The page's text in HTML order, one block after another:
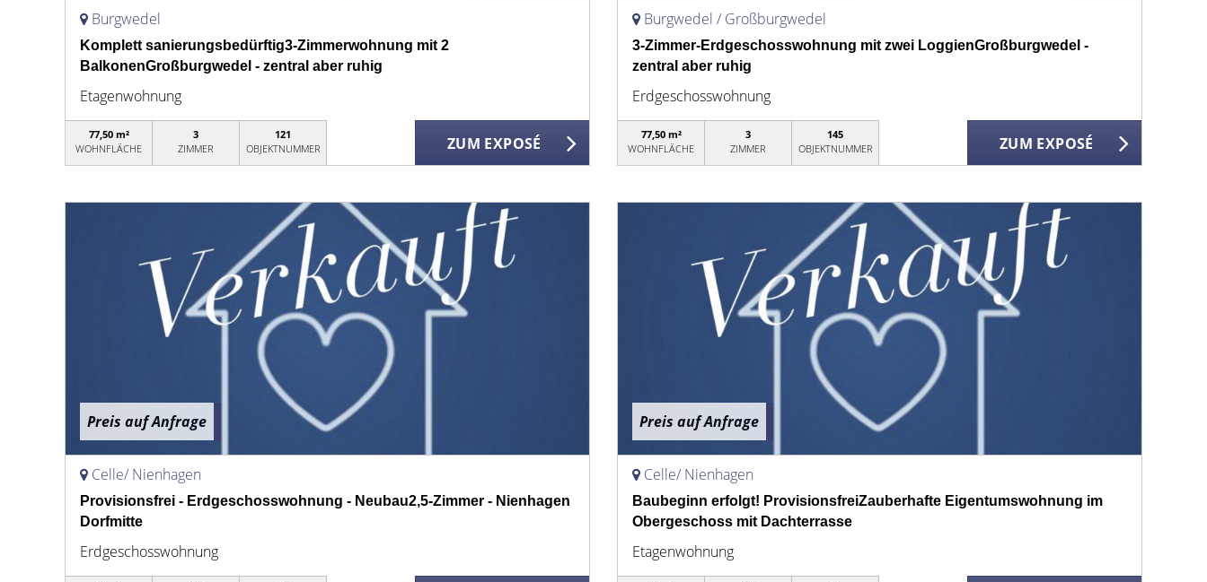
Burgwedel
Komplett sanierungsbedürftig3-Zimmerwohnung mit 2
BalkonenGroßburgwedel - zentral aber ruhig
Etagenwohnung
77,50 m²
WOHNFLÄCHE
3
ZIMMER
121
OBJEKTNUMMER
ZUM EXPOSÉ
Burgwedel / Großburgwedel
3-Zimmer-Erdgeschosswohnung mit zwei LoggienGroßburgwedel -
zentral aber ruhig
Erdgeschosswohnung
77,50 m²
WOHNFLÄCHE
3
ZIMMER
145
OBJEKTNUMMER
ZUM EXPOSÉ
Preis auf Anfrage
Celle/ Nienhagen
Provisionsfrei - Erdgeschosswohnung - Neubau2,5-Zimmer - Nienhagen
Dorfmitte
Erdgeschosswohnung
Preis auf Anfrage
Celle/ Nienhagen
Baubeginn erfolgt! ProvisionsfreiZauberhafte Eigentumswohnung im
Obergeschoss mit Dachterrasse
Etagenwohnung